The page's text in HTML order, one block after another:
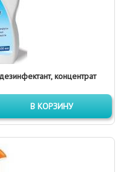
концентрат
В КОРЗИНУ